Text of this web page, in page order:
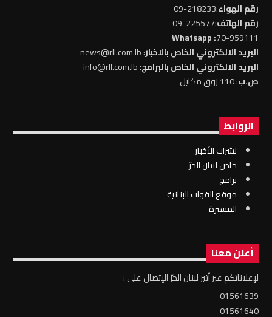
رقم الهواء:218233-09
رقم الهاتف:225577-09
70-959111
: Whatsapp
البريد الالكتروني الخاص بالاخبار: news@rll.com.lb
البريد الالكتروني الخاص بالبرامج: info@rll.com.lb
ص.ب: 110 زوق مكايل
الروابط
نشرات الأخبار
خاص لبنان الحرّ
برامج
موقع القوات البنانية
المسيرة
أعلن معنا
لإعلاناتكم عبر أثير لبنان الحرّ الإتصال على :
01561639
01561640